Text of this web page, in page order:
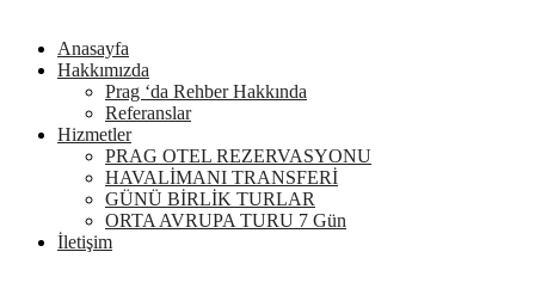
Anasayfa
Hakkımızda
Prag ‘da Rehber Hakkında
Referanslar
Hizmetler
PRAG OTEL REZERVASYONU
HAVALİMANI TRANSFERİ
GÜNÜ BİRLİK TURLAR
ORTA AVRUPA TURU 7 Gün
İletişim